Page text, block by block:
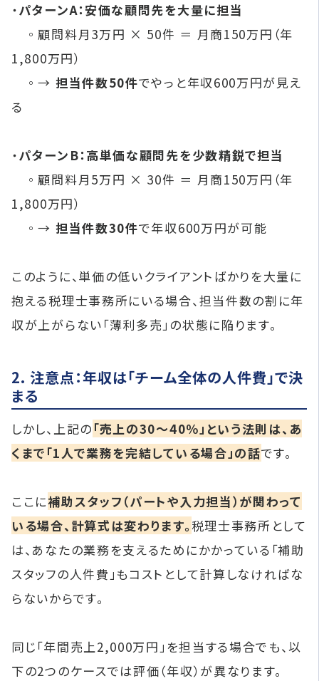
・パターンA：安価な顧問先を大量に担当
◦顧問料月3万円 × 50件 ＝ 月商150万円（年
1,800万円）
◦→ 担当件数50件でやっと年収600万円が見え
る
・パターンB：高単価な顧問先を少数精鋭で担当
◦顧問料月5万円 × 30件 ＝ 月商150万円（年
1,800万円）
◦→ 担当件数30件で年収600万円が可能
このように、単価の低いクライアントばかりを大量に
抱える税理士事務所にいる場合、担当件数の割に年
収が上がらない「薄利多売」の状態に陥ります。
2. 注意点：年収は「チーム全体の人件費」で決
まる
しかし、上記の 「売上の30〜40％」という法則は、あ
くまで「1人で業務を完結している場合」の話です。
ここに補助スタッフ（パートや入力担当）が関わって
いる場合、計算式は変わります。税理士事務所として
は、あなたの業務を支えるためにかかっている「補助
スタッフの人件費」もコストとして計算しなければな
らないからです。
同じ「年間売上2,000万円」を担当する場合でも、以
下の2つのケースでは評価（年収）が異なります。